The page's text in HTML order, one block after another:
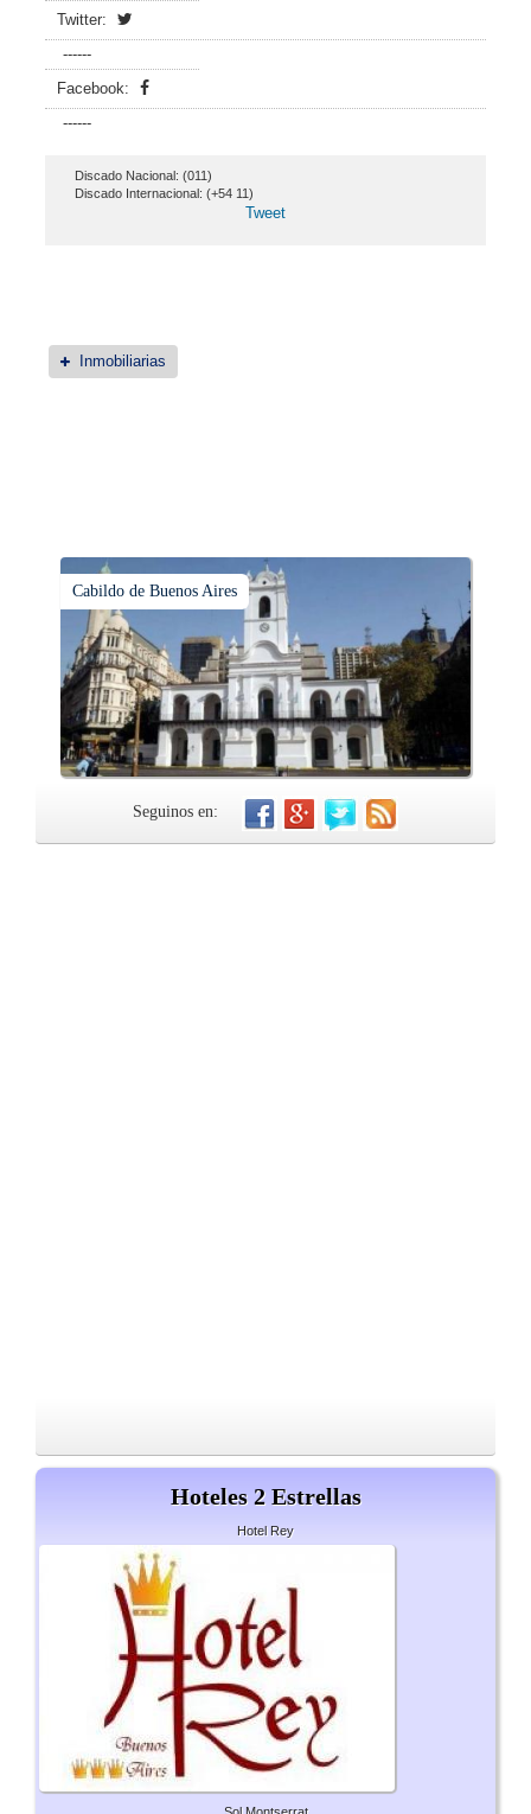
Twitter:
------
Facebook:
------
Discado Nacional: (011)
Discado Internacional: (+54 11)
Tweet
Inmobiliarias
Cabildo de Buenos Aires
Seguinos en:
Hoteles 2 Estrellas
Hotel Rey